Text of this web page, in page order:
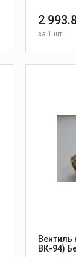
2
за 1 шт
ВК-94)